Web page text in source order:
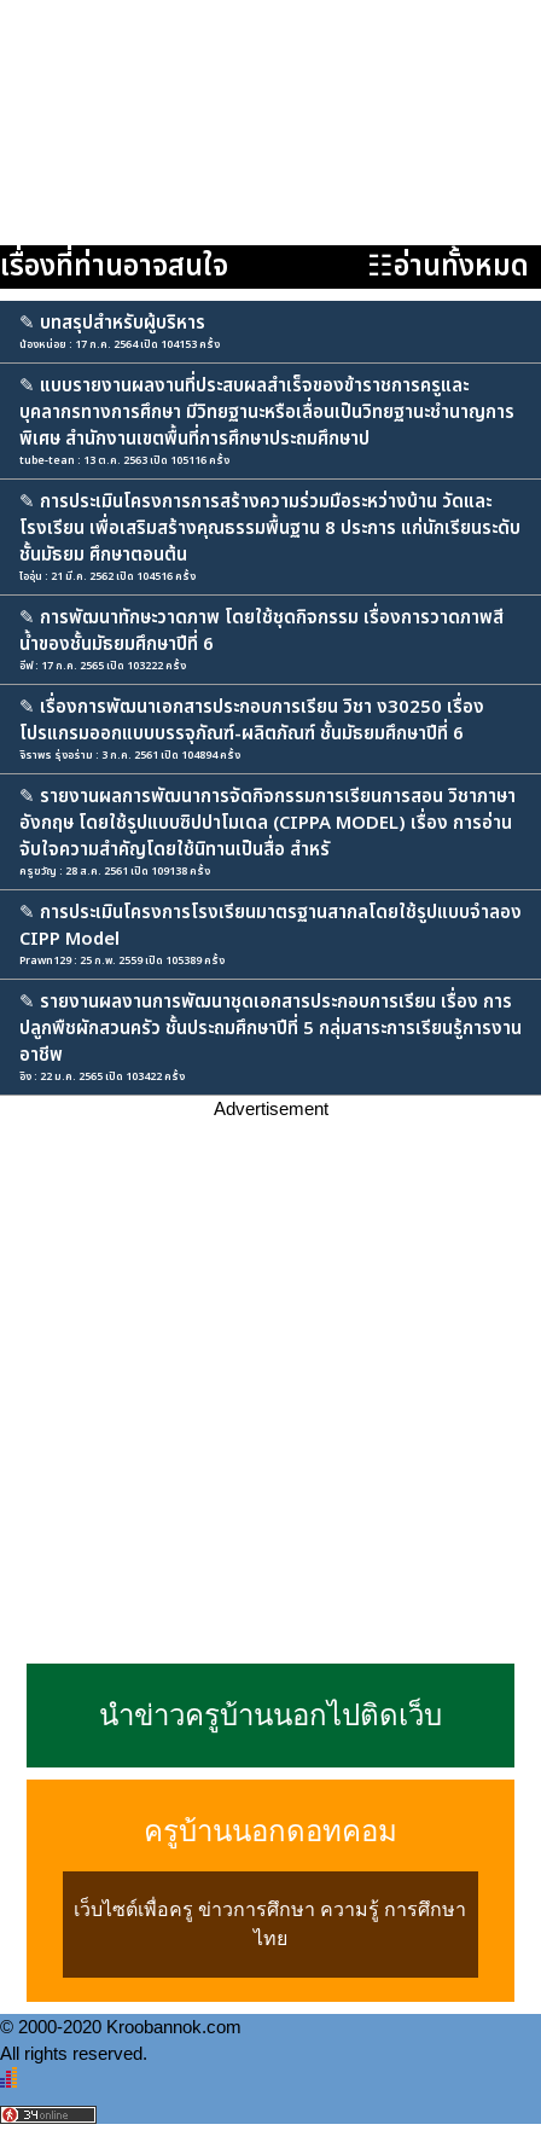
เรื่องที่ท่านอาจสนใจ ☷อ่านทั้งหมด
✎ บทสรุปสำหรับผู้บริหาร
น้องหน่อย : 17 ก.ค. 2564 เปิด 104153 ครั้ง
✎ แบบรายงานผลงานที่ประสบผลสำเร็จของข้าราชการครูและ
บุคลากรทางการศึกษา มีวิทยฐานะหรือเลื่อนเป็นวิทยฐานะชำนาญการ
พิเศษ สำนักงานเขตพื้นที่การศึกษาประถมศึกษาป
tube-tean : 13 ต.ค. 2563 เปิด 105116 ครั้ง
✎ การประเมินโครงการการสร้างความร่วมมือระหว่างบ้าน วัดและ
โรงเรียน เพื่อเสริมสร้างคุณธรรมพื้นฐาน 8 ประการ แก่นักเรียนระดับ
ชั้นมัธยม ศึกษาตอนต้น
ไออุ่น : 21 มี.ค. 2562 เปิด 104516 ครั้ง
✎ การพัฒนาทักษะวาดภาพ โดยใช้ชุดกิจกรรม เรื่องการวาดภาพสี
น้ำของชั้นมัธยมศึกษาปีที่ 6
อีฟ : 17 ก.ค. 2565 เปิด 103222 ครั้ง
✎ เรื่องการพัฒนาเอกสารประกอบการเรียน วิชา ง30250 เรื่อง
โปรแกรมออกแบบบรรจุภัณฑ์-ผลิตภัณฑ์ ชั้นมัธยมศึกษาปีที่ 6
จิราพร รุ่งอร่าม : 3 ก.ค. 2561 เปิด 104894 ครั้ง
✎ รายงานผลการพัฒนาการจัดกิจกรรมการเรียนการสอน วิชาภาษา
อังกฤษ โดยใช้รูปแบบซิปปาโมเดล (CIPPA MODEL) เรื่อง การอ่าน
จับใจความสำคัญโดยใช้นิทานเป็นสื่อ สำหรั
ครูขวัญ : 28 ส.ค. 2561 เปิด 109138 ครั้ง
✎ การประเมินโครงการโรงเรียนมาตรฐานสากลโดยใช้รูปแบบจำลอง
CIPP Model
Prawn129 : 25 ก.พ. 2559 เปิด 105389 ครั้ง
✎ รายงานผลงานการพัฒนาชุดเอกสารประกอบการเรียน เรื่อง การ
ปลูกพืชผักสวนครัว ชั้นประถมศึกษาปีที่ 5 กลุ่มสาระการเรียนรู้การงาน
อาชีพ
อิง : 22 ม.ค. 2565 เปิด 103422 ครั้ง
Advertisement
นำข่าวครูบ้านนอกไปติดเว็บ
ครูบ้านนอกดอทคอม
เว็บไซต์เพื่อครู ข่าวการศึกษา ความรู้ การศึกษา
ไทย
© 2000-2020 Kroobannok.com
All rights reserved.